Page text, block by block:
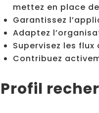
mettez en place
Garantissez
Adaptez
Supervisez les
Contribuez
Profil